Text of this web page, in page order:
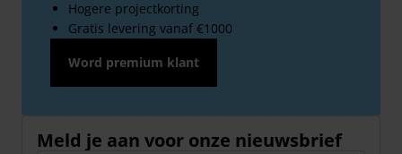
Hogere projectkorting
Gratis levering vanaf €1000
Word premium klant
Meld je aan voor onze nieuwsbrief